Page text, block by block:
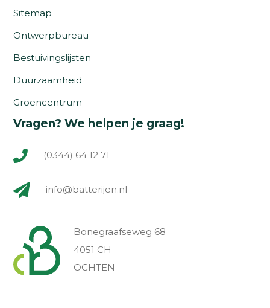
Sitemap
Ontwerpbureau
Bestuivingslijsten
Duurzaamheid
Groencentrum
Vragen? We helpen je graag!
(0344) 64 12 71
info@batterijen.nl
Bonegraafseweg 68
4051 CH
OCHTEN